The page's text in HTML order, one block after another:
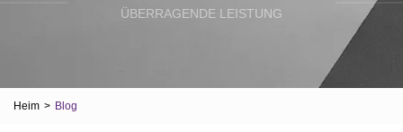
ÜBERRAGENDE LEISTUNG
Heim > Blog